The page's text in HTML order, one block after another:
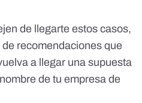
de llegarte estos casos,
recomendaciones que
a llegar una supuesta
de tu empresa de